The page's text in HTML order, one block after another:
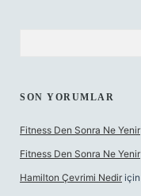
SON YORUMLAR
Fitness Den Sonra Ne Yenir
Fitness Den Sonra Ne Yenir
Hamilton Çevrimi Nedir için